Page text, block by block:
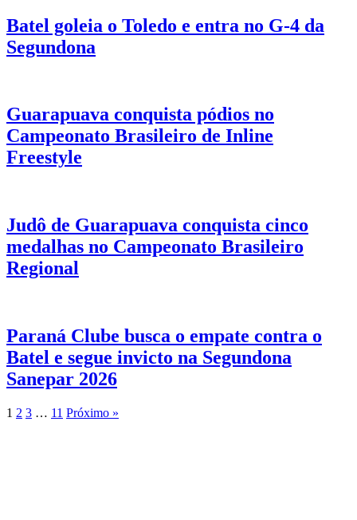
Batel goleia o Toledo e entra no G-4 da
Segundona
Guarapuava conquista pódios no
Campeonato Brasileiro de Inline
Freestyle
Judô de Guarapuava conquista cinco
medalhas no Campeonato Brasileiro
Regional
Paraná Clube busca o empate contra o
Batel e segue invicto na Segundona
Sanepar 2026
1 2 3 … 11 Próximo »